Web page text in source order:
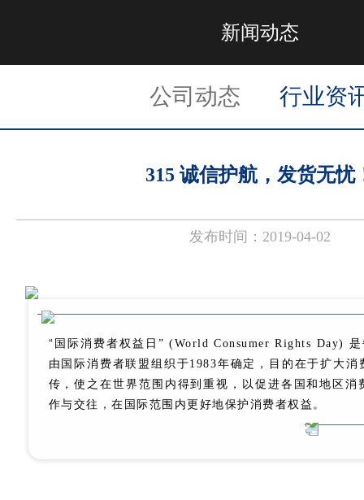
新闻动态
公司动态 行业资
315 诚信护航，发货无忧
发布时间：2019-04-02
“ 国际消费者权益日” (World Consumer Rights Day)
由国际消费者联盟组织于1983年确定，目的在于扩大消
传，使之在世界范围内得到重视，以促进各国和地区消
作与交往，在国际范围内更好地保护消费者权益。